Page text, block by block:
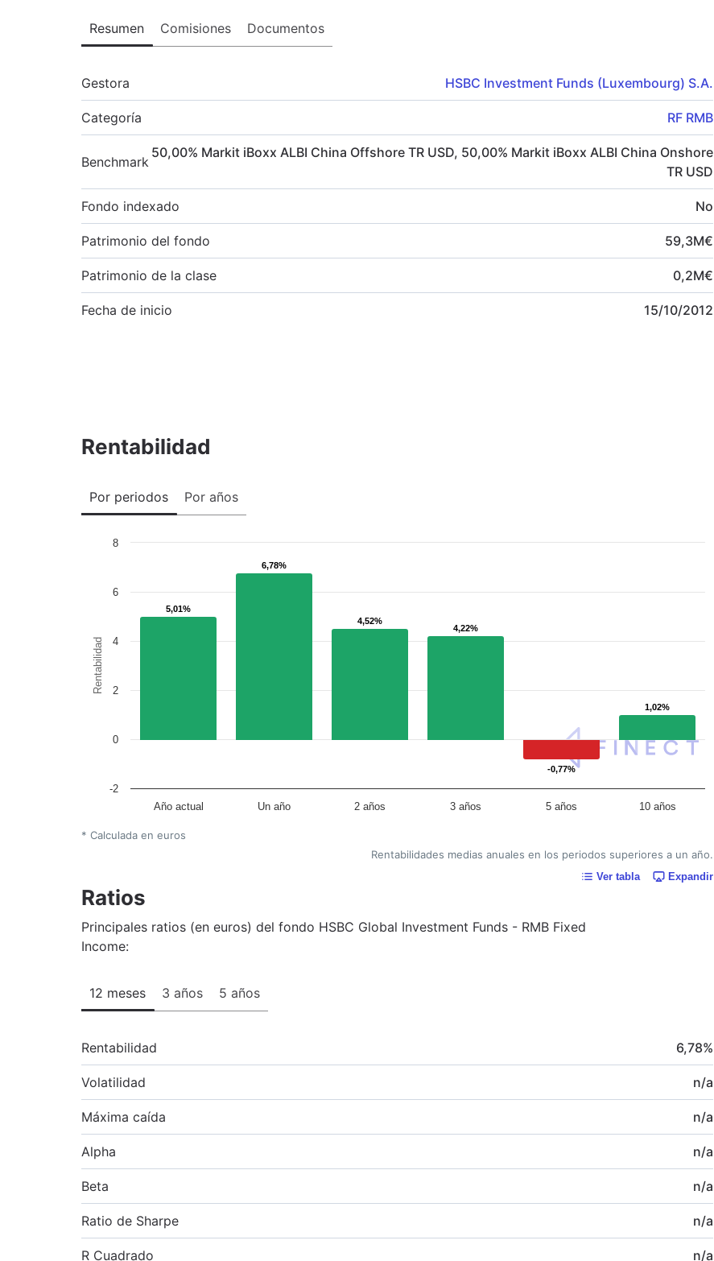
Resumen Comisiones Documentos
Gestora HSBC Investment Funds (Luxembourg) S.A.
Categoría RF RMB
Benchmark
50,00% Markit iBoxx ALBI China Offshore TR USD, 50,00% Markit iBoxx ALBI China Onshore
TR USD
Fondo indexado No
Patrimonio del fondo 59,3M€
Patrimonio de la clase 0,2M€
Fecha de inicio 15/10/2012
Rentabilidad
Por periodos Por años
Rentabilidad
5,01%
5,01%
6,78%
6,78%
4,52%
4,52%
4,22%
4,22%
-0,77%
-0,77%
1,02%
1,02%
Año actual Un año 2 años 3 años 5 años 10 años
-2
0
2
4
6
8
* Calculada en euros
Rentabilidades medias anuales en los periodos superiores a un año.
Ver tabla Expandir
Ratios
Principales ratios (en euros) del fondo HSBC Global Investment Funds - RMB Fixed
Income:
12 meses 3 años 5 años
Rentabilidad 6,78%
Volatilidad n/a
Máxima caída n/a
Alpha n/a
Beta n/a
Ratio de Sharpe n/a
R Cuadrado n/a